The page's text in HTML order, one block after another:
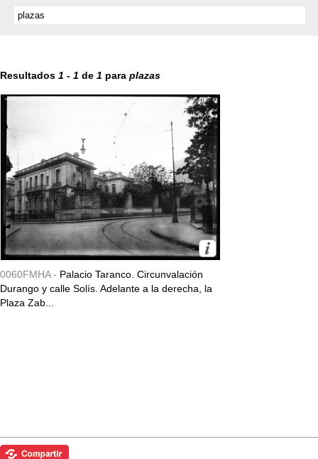
Resultados 1 - 1 de 1 para plazas
0060FMHA - Palacio Taranco. Circunvalación
Durango y calle Solís. Adelante a la derecha, la
Plaza Zab...